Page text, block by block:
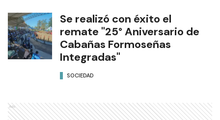
Se realizó con éxito el
remate "25° Aniversario de
Cabañas Formoseñas
Integradas"
SOCIEDAD
Ads